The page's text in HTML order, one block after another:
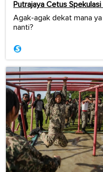
Putrajaya Cetus Spekulasi
Agak-agak dekat mana
nanti?